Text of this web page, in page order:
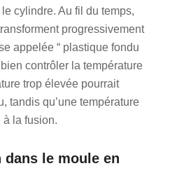
cylindre. Au fil du temps,
progressivement
appelée “ plastique fondu
contrôler la température
trop élevée pourrait
tandis qu’une température
à la fusion.
le moule en